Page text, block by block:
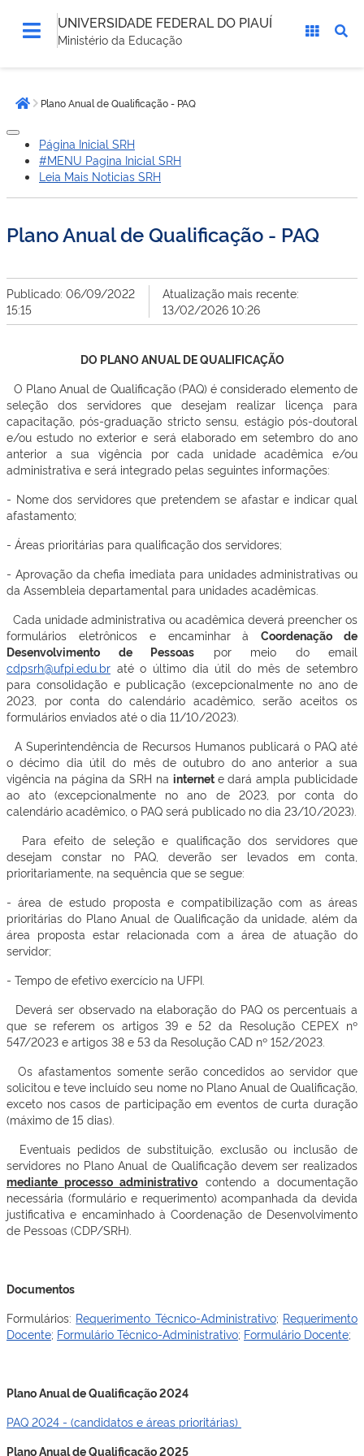
UNIVERSIDADE FEDERAL DO PIAUÍ
Ministério da Educação
estáPágina inicial
Plano Anual de Qualificação - PAQ
Página Inicial SRH
#MENU Pagina Inicial SRH
Leia Mais Noticias SRH
Plano Anual de Qualificação - PAQ
Publicado: 06/09/2022
15:15
Atualização mais recente:
13/02/2026 10:26
DO PLANO ANUAL DE QUALIFICAÇÃO
O Plano Anual de Qualificação (PAQ) é considerado elemento de
seleção dos servidores que desejam realizar licença para
capacitação, pós-graduação stricto sensu, estágio pós-doutoral
e/ou estudo no exterior e será elaborado em setembro do ano
anterior a sua vigência por cada unidade acadêmica e/ou
administrativa e será integrado pelas seguintes informações:
- Nome dos servidores que pretendem se afastar e indicar qual
afastamento;
- Áreas prioritárias para qualificação dos servidores;
- Aprovação da chefia imediata para unidades administrativas ou
da Assembleia departamental para unidades acadêmicas.
Cada unidade administrativa ou acadêmica deverá preencher os
formulários eletrônicos e encaminhar àCoordenação de
Desenvolvimento de Pessoas por meio do email
cdpsrh@ufpi.edu.br até o último dia útil do mês de setembro
para consolidação e publicação (excepcionalmente no ano de
2023, por conta do calendário acadêmico, serão aceitos os
formulários enviados até o dia 11/10/2023).
A Superintendência de Recursos Humanos publicará o PAQ até
o décimo dia útil do mês de outubro do ano anterior a sua
vigência na página da SRH na internet e dará ampla publicidade
ao ato (excepcionalmente no ano de 2023, por conta do
calendário acadêmico, o PAQ será publicado no dia 23/10/2023).
Para efeito de seleção e qualificação dos servidores que
desejam constar no PAQ, deverão ser levados em conta,
prioritariamente, na sequência que se segue:
- área de estudo proposta e compatibilização com as áreas
prioritárias do Plano Anual de Qualificação da unidade, além da
área proposta estar relacionada com a área de atuação do
servidor;
- Tempo de efetivo exercício na UFPI.
Deverá ser observado na elaboração do PAQ os percentuais a
que se referem os artigos 39 e 52 da Resolução CEPEX nº
547/2023 e artigos 38 e 53 da Resolução CAD nº 152/2023.
Os afastamentos somente serão concedidos ao servidor que
solicitou e teve incluído seu nome no Plano Anual de Qualificação,
exceto nos casos de participação em eventos de curta duração
(máximo de 15 dias).
Eventuais pedidos de substituição, exclusão ou inclusão de
servidores no Plano Anual de Qualificação devem ser realizados
mediante processo administrativo contendo a documentação
necessária (formulário e requerimento) acompanhada da devida
justificativa e encaminhado à Coordenação de Desenvolvimento
de Pessoas (CDP/SRH).
Documentos
Formulários: Requerimento Técnico-Administrativo; Requerimento
Docente; Formulário Técnico-Administrativo; Formulário Docente;
Plano Anual de Qualificação 2024
PAQ 2024 - (candidatos e áreas prioritárias)
Plano Anual de Qualificação 2025